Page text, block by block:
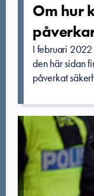
Om hur
I februari 2022
den här sidan
påverkat